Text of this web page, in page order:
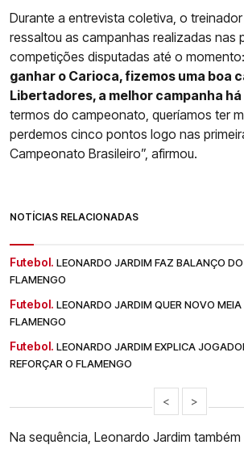
Durante a entrevista coletiva, o
ressaltou as campanhas realizadas nas
competições disputadas até o
ganhar o Carioca, fizemos uma boa
Libertadores, a melhor campanha
termos do campeonato, queríamos ter
perdemos cinco pontos logo nas
Campeonato Brasileiro”, afirmou.
NOTÍCIAS RELACIONADAS
Futebol. LEONARDO JARDIM FAZ BALANÇO DO
FLAMENGO
Futebol. LEONARDO JARDIM QUER NOVO MEIA
FLAMENGO
Futebol. LEONARDO JARDIM EXPLICA
REFORÇAR O FLAMENGO
< >
Na sequência, Leonardo Jardim